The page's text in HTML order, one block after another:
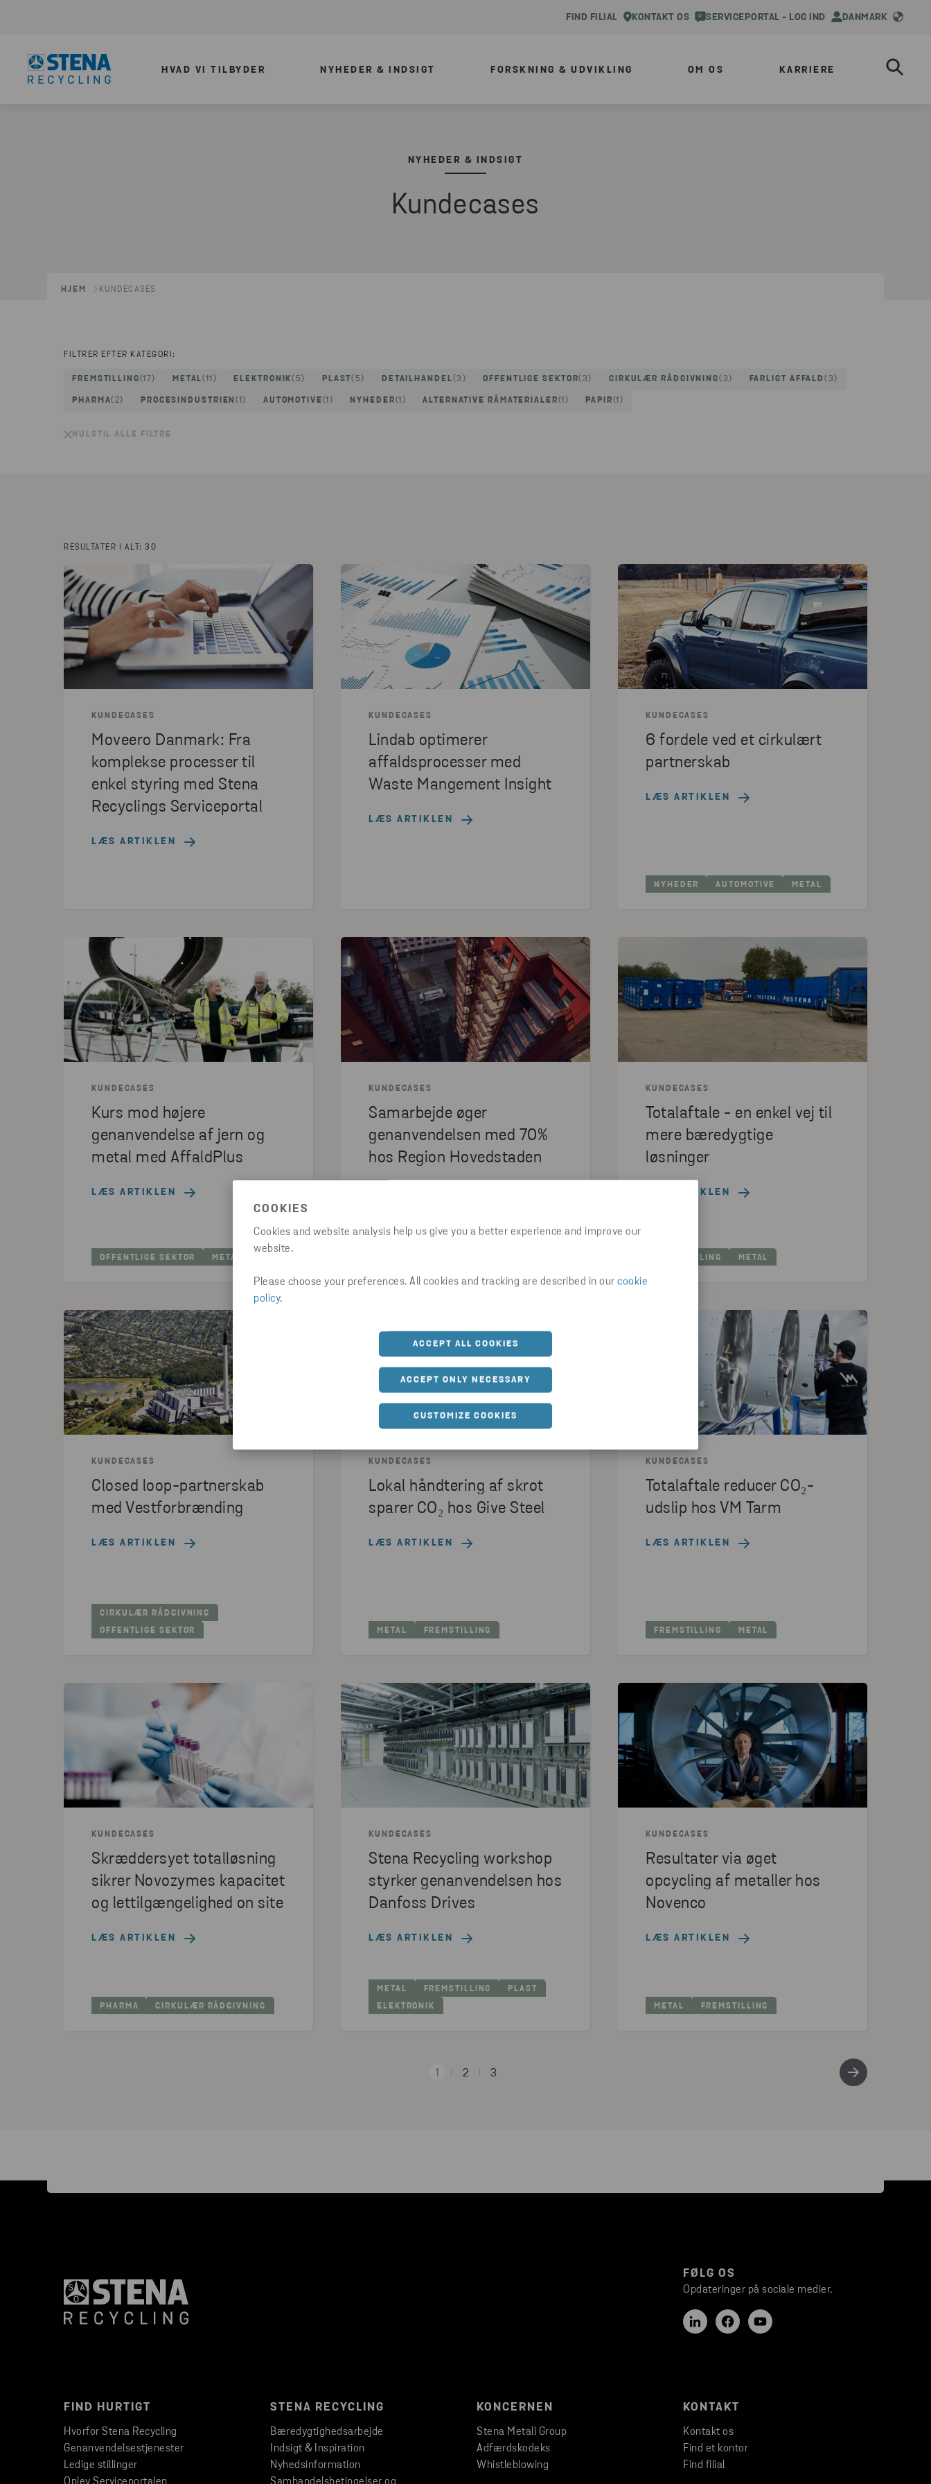
COOKIES
Cookies and website analysis help us give you a better experience and improve our
website.
Please choose your preferences. All cookies and tracking are described in our cookie
policy.
ACCEPT ALL COOKIES
ACCEPT ONLY NECESSARY
CUSTOMIZE COOKIES
FIND FILIAL KONTAKT OS SERVICEPORTAL - LOG IND DANMARK
HVAD VI TILBYDER NYHEDER & INDSIGT FORSKNING & UDVIKLING OM OS KARRIERE
NYHEDER & INDSIGT
Kundecases
HJEM KUNDECASES
FILTRER EFTER KATEGORI:
FREMSTILLING(17) METAL(11) ELEKTRONIK(5) PLAST(5) DETAILHANDEL(3) OFFENTLIGE SEKTOR(3) CIRKULÆR RÅDGIVNING(3) FARLIGT AFFALD(3)
PHARMA(2) PROCESINDUSTRIEN(1) AUTOMOTIVE(1) NYHEDER(1) ALTERNATIVE RÅMATERIALER(1) PAPIR(1)
NULSTIL ALLE FILTRE
RESULTATER I ALT: 30
KUNDECASES
Moveero Danmark: Fra
komplekse processer til
enkel styring med Stena
Recyclings Serviceportal
LÆS ARTIKLEN
KUNDECASES
Lindab optimerer
affaldsprocesser med
Waste Mangement Insight
LÆS ARTIKLEN
KUNDECASES
6 fordele ved et cirkulært
partnerskab
LÆS ARTIKLEN
NYHEDER AUTOMOTIVE METAL
KUNDECASES
Kurs mod højere
genanvendelse af jern og
metal med AffaldPlus
LÆS ARTIKLEN
OFFENTLIGE SEKTOR METAL
KUNDECASES
Samarbejde øger
genanvendelsen med 70%
hos Region Hovedstaden
KUNDECASES
Totalaftale - en enkel vej til
mere bæredygtige
løsninger
LÆS ARTIKLEN
FREMSTILLING METAL
KUNDECASES
Closed loop-partnerskab
med Vestforbrænding
LÆS ARTIKLEN
CIRKULÆR RÅDGIVNING
OFFENTLIGE SEKTOR
KUNDECASES
Lokal håndtering af skrot
sparer CO₂ hos Give Steel
LÆS ARTIKLEN
METAL FREMSTILLING
KUNDECASES
Totalaftale reducer CO₂-
udslip hos VM Tarm
LÆS ARTIKLEN
FREMSTILLING METAL
KUNDECASES
Skræddersyet totalløsning
sikrer Novozymes kapacitet
og lettilgængelighed on site
LÆS ARTIKLEN
PHARMA CIRKULÆR RÅDGIVNING
KUNDECASES
Stena Recycling workshop
styrker genanvendelsen hos
Danfoss Drives
LÆS ARTIKLEN
METAL FREMSTILLING PLAST
ELEKTRONIK
KUNDECASES
Resultater via øget
opcycling af metaller hos
Novenco
LÆS ARTIKLEN
METAL FREMSTILLING
1 2 3
FØLG OS
Opdateringer på sociale medier.
FIND HURTIGT
Hvorfor Stena Recycling
Genanvendelsestjenester
Ledige stillinger
Oplev Serviceportalen
STENA RECYCLING
Bæredygtighedsarbejde
Indsigt & Inspiration
Nyhedsinformation
Samhandelsbetingelser og
KONCERNEN
Stena Metall Group
Adfærdskodeks
Whistleblowing
KONTAKT
Kontakt os
Find et kontor
Find filial